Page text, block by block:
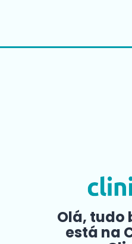
Olá, tudo
está na